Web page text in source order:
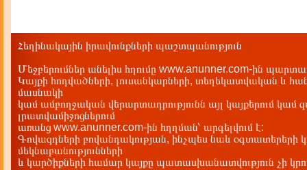
Հեղինակային իրավունքների պաշտպանություն
Մեջբերումներ անելիս հղումը www.anunner.com-ին
Կայքի հոդվածների, լուսանկարների, տեղեկատվական և
մասնակի
կամ ամբողջական վերարտադրությունն այլ կայքերում կամ
լրատվամիջոցներում
առանց www.anunner.com-ին հղղման՝ արգելվում է:
Գովազդների բովանդակության, ինչպես նաև օգտատերերի
մեկնաբանությունների
և կարծիքների համար կայքը պատասխանատվություն չի